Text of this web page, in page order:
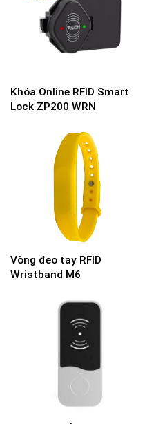
Khóa Online RFID Smart
Lock ZP200 WRN
Vòng đeo tay RFID
Wristband M6